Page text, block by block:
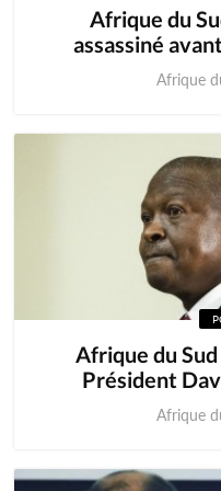
Afrique du
assassiné
Afrique
Afrique du
Président
Afrique